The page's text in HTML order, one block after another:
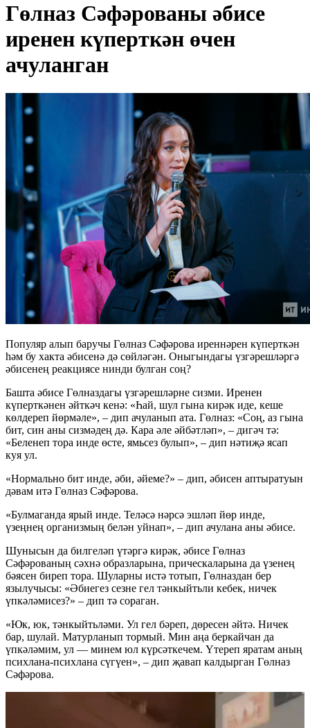
Гөлназ Сәфәрованы әбисе
иренен күперткән өчен
ачуланган
Популяр алып баручы Гөлназ Сәфәрова иреннәрен күперткән
һәм бу хакта әбисенә дә сөйләгән. Оныгындагы үзгәрешләргә
әбисенең реакциясе нинди булган соң?
Башта әбисе Гөлназдагы үзгәрешләрне сизми. Иренен
күперткәнен әйткәч кенә: «Һай, шул гына кирәк иде, кеше
көлдереп йөрмәле», – дип ачуланып ата. Гөлназ: «Соң, аз гына
бит, син аны сизмәдең дә. Кара әле әйбәтләп», – дигәч тә:
«Беленеп тора инде өсте, ямьсез булып», – дип нәтиҗә ясап
куя ул.
«Нормально бит инде, әби, әйеме?» – дип, әбисен аптыратуын
дәвам итә Гөлназ Сәфәрова.
«Булмаганда ярый инде. Теләсә нәрсә эшләп йөр инде,
үзеңнең организмың белән уйнап», – дип ачулана аны әбисе.
Шунысын да билгеләп үтәргә кирәк, әбисе Гөлназ
Сәфәрованың сәхнә образларына, прическаларына да үзенең
бәясен биреп тора. Шуларны истә тотып, Гөлназдан бер
язылучысы: «Әбиегез сезне гел тәнкыйтьли кебек, ничек
үпкәләмисез?» – дип тә сораган.
«Юк, юк, тәнкыйтьләми. Ул гел бәреп, дөресен әйтә. Ничек
бар, шулай. Матурланып тормый. Мин аңа беркайчан да
үпкәләмим, ул — минем юл күрсәткечем. Үтереп яратам аның
психлана-психлана сүгүен», – дип җавап калдырган Гөлназ
Сәфәрова.